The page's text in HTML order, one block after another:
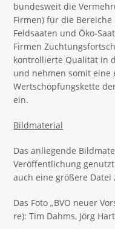
bundesweit die
Firmen) für die
Feldsaaten und Öko-
Firmen
kontrollierte Qualität in
und nehmen somit eine
Wertschöpfungskette
ein.
Bildmaterial
Das anliegende
Veröffentlichung
auch eine größere
Das Foto „BVO neuer
re): Tim Dahms, Jörg